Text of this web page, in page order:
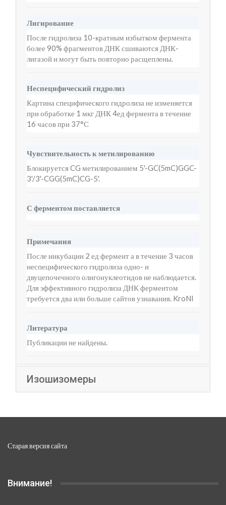
Лигирование
После гидролиза 10-кратным избытком фермента
более 90% фрагментов ДНК сшиваются ДНК-
лигазой и могут быть повторно расщеплены.
Неспецифический гидролиз
Картина специфического гидролиза не изменяется
при обработке 1 мкг ДНК 4ед фермента в течение
16 часов при 37°С
Чувствительность к метилированию
Блокируется CG метилированием 5'-GC(5mC)GGC-
3'/3'-CGG(5mC)CG-5'.
С ферментом поставляется
Примечания
После инкубации 2 ед фермент а в течение 3 часов
неспецифического гидролиза одно- и
двуцепочечного олигонуклеотидов не наблюдается.
Для эффективного гидролиза ДНК ферментом
требуется два или больше сайтов узнавания. KroNI
Литература
Публикации не найдены.
Изошизомеры
Старая версия сайта
Внимание!